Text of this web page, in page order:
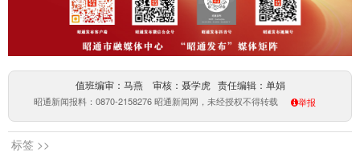
值班编审：马燕 审核：聂学虎 责任编辑：单娟
昭通新闻报料：0870-2158276 昭通新闻网，未经授权不得转载 举报
标签 >>